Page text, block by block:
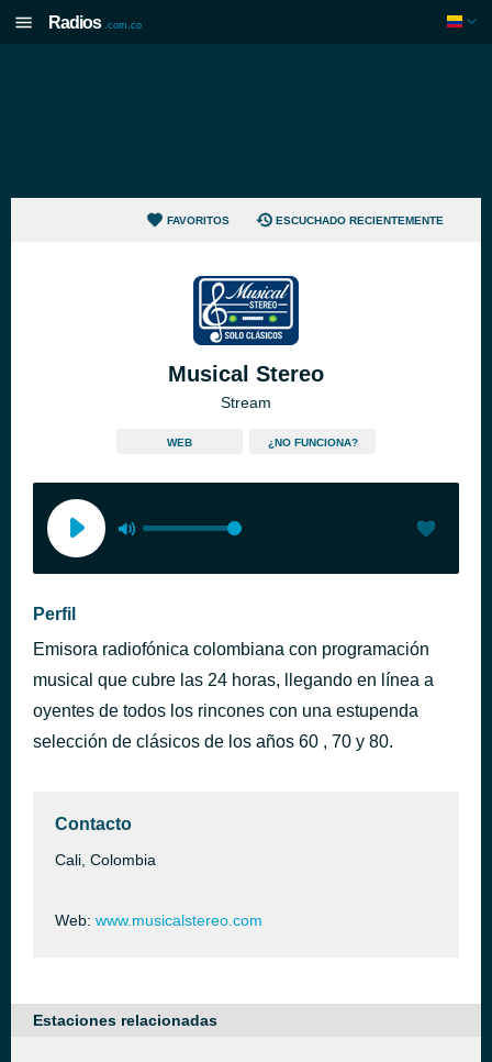
Radios .com.co
FAVORITOS ESCUCHADO RECIENTEMENTE
Musical Stereo
Stream
WEB ¿NO FUNCIONA?
Perfil
Emisora radiofónica colombiana con programación
musical que cubre las 24 horas, llegando en línea a
oyentes de todos los rincones con una estupenda
selección de clásicos de los años 60 , 70 y 80.
Contacto
Cali, Colombia
Web: www.musicalstereo.com
Estaciones relacionadas